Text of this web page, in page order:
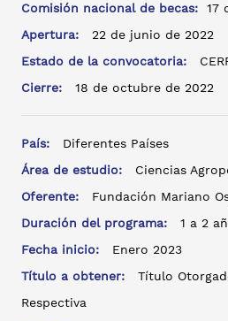
Comisión nacional de becas: 17
Apertura:
22 de junio de 2022
Estado de la convocatoria:
Cierre:
18 de octubre de 2022
País:
Diferentes Países
Área de estudio:
Ciencias
Oferente:
Fundación Mariano
Duración del programa:
1 a 2
Fecha inicio:
Enero 2023
Título a obtener:
Título
Respectiva